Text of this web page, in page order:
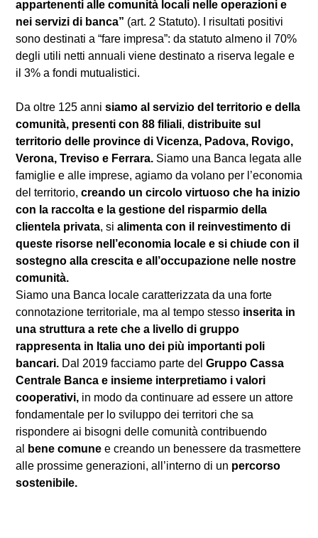
appartenenti alle comunità locali nelle operazioni e
nei servizi di banca” (art. 2 Statuto). I risultati positivi
sono destinati a “fare impresa”: da statuto almeno il 70%
degli utili netti annuali viene destinato a riserva legale e
il 3% a fondi mutualistici.
Da oltre 125 anni siamo al servizio del territorio e della
comunità, presenti con 88 filiali, distribuite sul
territorio delle province di Vicenza, Padova, Rovigo,
Verona, Treviso e Ferrara. Siamo una Banca legata alle
famiglie e alle imprese, agiamo da volano per l’economia
del territorio, creando un circolo virtuoso che ha inizio
con la raccolta e la gestione del risparmio della
clientela privata, si alimenta con il reinvestimento di
queste risorse nell’economia locale e si chiude con il
sostegno alla crescita e all’occupazione nelle nostre
comunità.
Siamo una Banca locale caratterizzata da una forte
connotazione territoriale, ma al tempo stesso inserita in
una struttura a rete che a livello di gruppo
rappresenta in Italia uno dei più importanti poli
bancari. Dal 2019 facciamo parte del Gruppo Cassa
Centrale Banca e insieme interpretiamo i valori
cooperativi, in modo da continuare ad essere un attore
fondamentale per lo sviluppo dei territori che sa
rispondere ai bisogni delle comunità contribuendo
al
bene comune e creando un benessere da trasmettere
alle prossime generazioni, all’interno di un percorso
sostenibile.